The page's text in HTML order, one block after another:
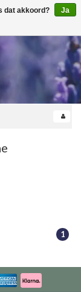
0
1
dat akkoord?
Ja